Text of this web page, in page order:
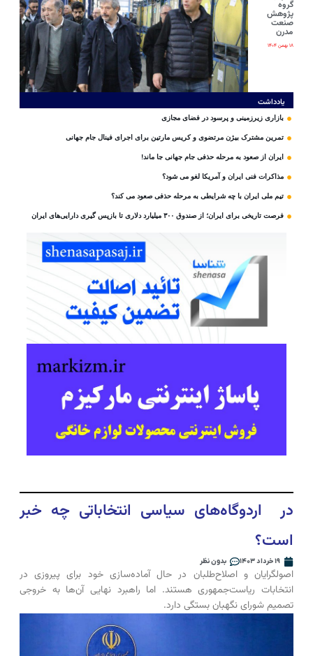
گروه
پژوهش
صنعت
مدرن
۱۸ بهمن ۱۴۰۴
یادداشت
بازاری زیرزمینی و پرسود در فضای مجازی
تمرین مشترک بیژن مرتضوی و کریس مارتین برای اجرای فینال جام جهانی
ایران از صعود به مرحله حذفی جام جهانی جا ماند!
مذاکرات فنی ایران و آمریکا لغو می شود؟
تیم ملی ایران با چه شرایطی به مرحله حذفی صعود می کند؟
فرصت تاریخی برای ایران؛ از صندوق ۳۰۰ میلیارد دلاری تا بازپس گیری دارایی‌های ایران
در اردوگاه‌های سیاسی انتخاباتی چه خبر
است؟
۱۹ خرداد ۱۴۰۳ بدون نظر
اصولگرایان و اصلاح‌طلبان در حال آماده‌سازی خود برای پیروزی در
انتخابات ریاست‌جمهوری هستند. اما راهبرد نهایی آن‌ها به خروجی
تصمیم شورای نگهبان بستگی دارد.